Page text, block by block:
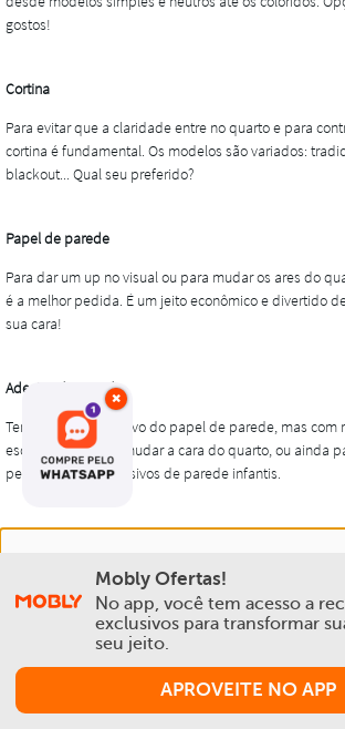
experiência na Mobly. Quando você
aceita esta condição
Política de Privacidade e Cookies
×
Mobly Ofertas!
No app, você tem acesso a
exclusivos para transformar
seu jeito.
APROVEITE NO APP